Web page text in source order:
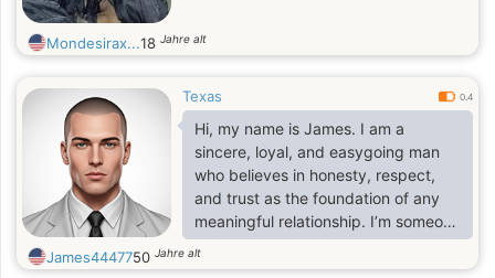
Mondesirax...18 Jahre alt
Texas 0.4
Hi, my name is James. I am a
sincere, loyal, and easygoing man
who believes in honesty, respect,
and trust as the foundation of any
meaningful relationship. I’m someone
who values love, family, and strong
connections. I like to live life with
James4447750 Jahre alt